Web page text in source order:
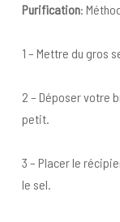
Purification:
1 – Mettre du gros
2 – Déposer votre
petit.
3 – Placer le
le sel.